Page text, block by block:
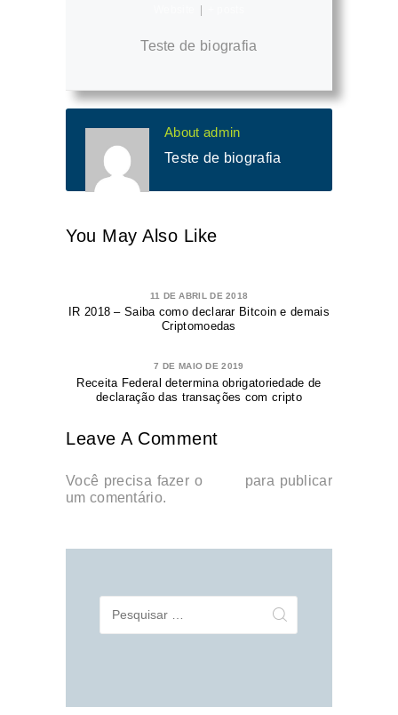
|
Teste de biografia
About admin
Teste de biografia
You May Also Like
11 DE ABRIL DE 2018
IR 2018 – Saiba como declarar Bitcoin e demais
Criptomoedas
7 DE MAIO DE 2019
Receita Federal determina obrigatoriedade de
declaração das transações com cripto
Leave A Comment
Você precisa fazer o
para publicar
um comentário.
por: